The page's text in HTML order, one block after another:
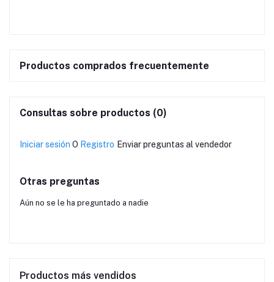
Productos comprados frecuentemente
Consultas sobre productos (0)
Iniciar sesión O Registro Enviar preguntas al vendedor
Otras preguntas
Aún no se le ha preguntado a nadie
Productos más vendidos